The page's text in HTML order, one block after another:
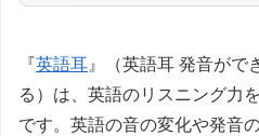
『英語耳』（英語耳 発音がで
る）は、英語のリスニング力
です。英語の音の変化や発音